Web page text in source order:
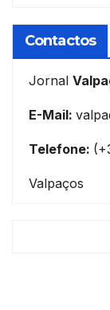
Contactos
Jornal
E-Mail:
Telefone:
Valpaços